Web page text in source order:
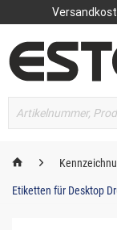
Etiketten für Desktop